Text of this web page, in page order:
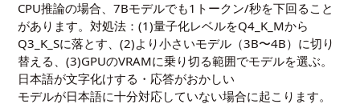
CPU推論の場合、7Bモデルでも1トークン/秒を下回ること
があります。対処法：(1)量子化レベルをQ4_K_Mから
Q3_K_Sに落とす、(2)より小さいモデル（3B〜4B）に切り
替える、(3)GPUのVRAMに乗り切る範囲でモデルを選ぶ。
日本語が文字化けする・応答がおかしい
モデルが日本語に十分対応していない場合に起こります。